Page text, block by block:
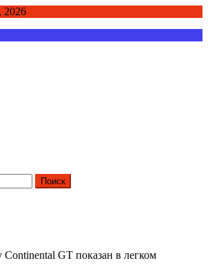
2026
GT показан в легком